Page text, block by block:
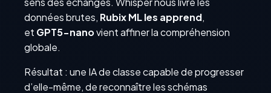
données brutes, Rubix ML les apprend,
et GPT5-nanovient affiner la compréhension
globale.
Résultat : une IA de classe capable de progresser
d’elle-même, de reconnaître les schémas